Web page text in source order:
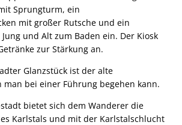
Sprungturm, ein
mit großer Rutsche und ein
und Alt zum Baden ein. Der Kiosk
zur Stärkung an.
Glanzstück ist der alte
bei einer Führung begehen kann.
bietet sich dem Wanderer die
Karlstals und mit der Karlstalschlucht